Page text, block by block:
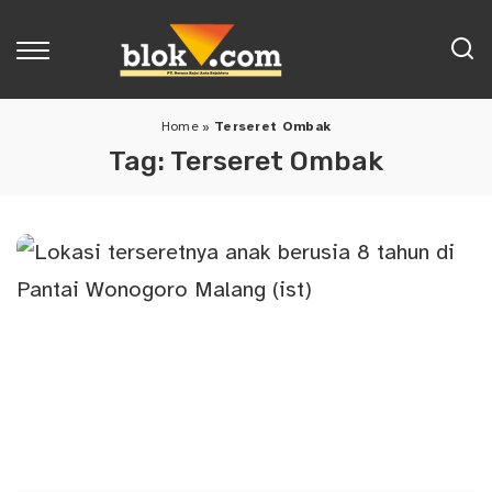
Home » Terseret Ombak
Tag: Terseret Ombak